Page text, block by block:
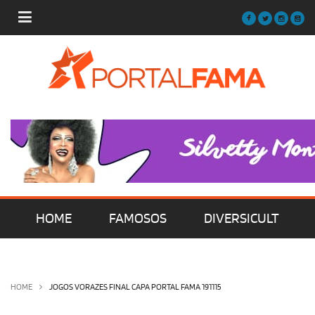
HOME FAMOSOS DIVERSICULT
HOME JOGOS VORAZES FINAL CAPA PORTAL FAMA 191115